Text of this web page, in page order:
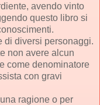
avendo vinto
questo libro si
di diversi personaggi.
non avere alcun
come denominatore
con gravi
ragione o per